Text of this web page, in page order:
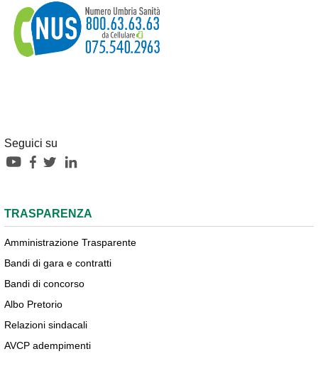
Seguici su
TRASPARENZA
Amministrazione Trasparente
Bandi di gara e contratti
Bandi di concorso
Albo Pretorio
Relazioni sindacali
AVCP adempimenti